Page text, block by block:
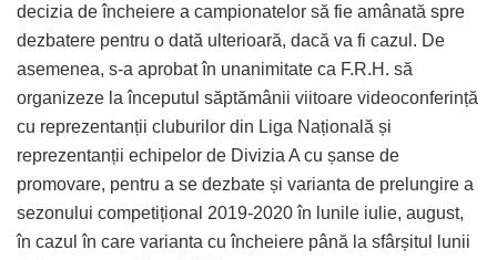
decizia de încheiere a campionatelor să fie amânată spre
dezbatere pentru o dată ulterioară, dacă va fi cazul. De
asemenea, s-a aprobat în unanimitate ca F.R.H. să
organizeze la începutul săptămânii viitoare videoconferință
cu reprezentanții cluburilor din Liga Națională și
reprezentanții echipelor de Divizia A cu șanse de
promovare, pentru a se dezbate și varianta de prelungire a
sezonului competițional 2019-2020 în lunile iulie, august,
în cazul în care varianta cu încheiere până la sfârșitul lunii